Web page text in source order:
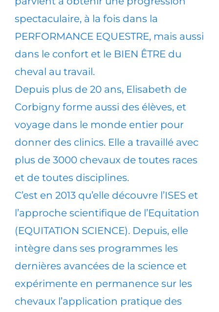
spectaculaire, à la fois dans la
PERFORMANCE EQUESTRE, mais aussi
dans le confort et le BIEN ÊTRE du
cheval au travail.
Depuis plus de 20 ans, Elisabeth de
Corbigny forme aussi des élèves, et
voyage dans le monde entier pour
donner des clinics. Elle a travaillé avec
plus de 3000 chevaux de toutes races
et de toutes disciplines.
C’est en 2013 qu’elle découvre l’ISES et
l’approche scientifique de l’Equitation
(EQUITATION SCIENCE). Depuis, elle
intègre dans ses programmes les
dernières avancées de la science et
expérimente en permanence sur les
chevaux l’application pratique des